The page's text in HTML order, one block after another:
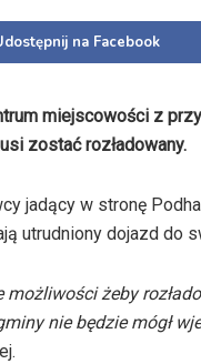
na Facebook
miejscowości z
zostać rozładowany.
jadący w stronę
utrudniony dojazd do
możliwości żeby
nie będzie mógł